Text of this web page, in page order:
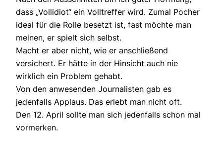
dass „Vollidiot“ ein Volltreffer wird. Zumal Pocher
ideal für die Rolle besetzt ist, fast möchte man
meinen, er spielt sich selbst.
Macht er aber nicht, wie er anschließend
versichert. Er hätte in der Hinsicht auch nie
wirklich ein Problem gehabt.
Von den anwesenden Journalisten gab es
jedenfalls Applaus. Das erlebt man nicht oft.
Den 12. April sollte man sich jedenfalls schon mal
vormerken.